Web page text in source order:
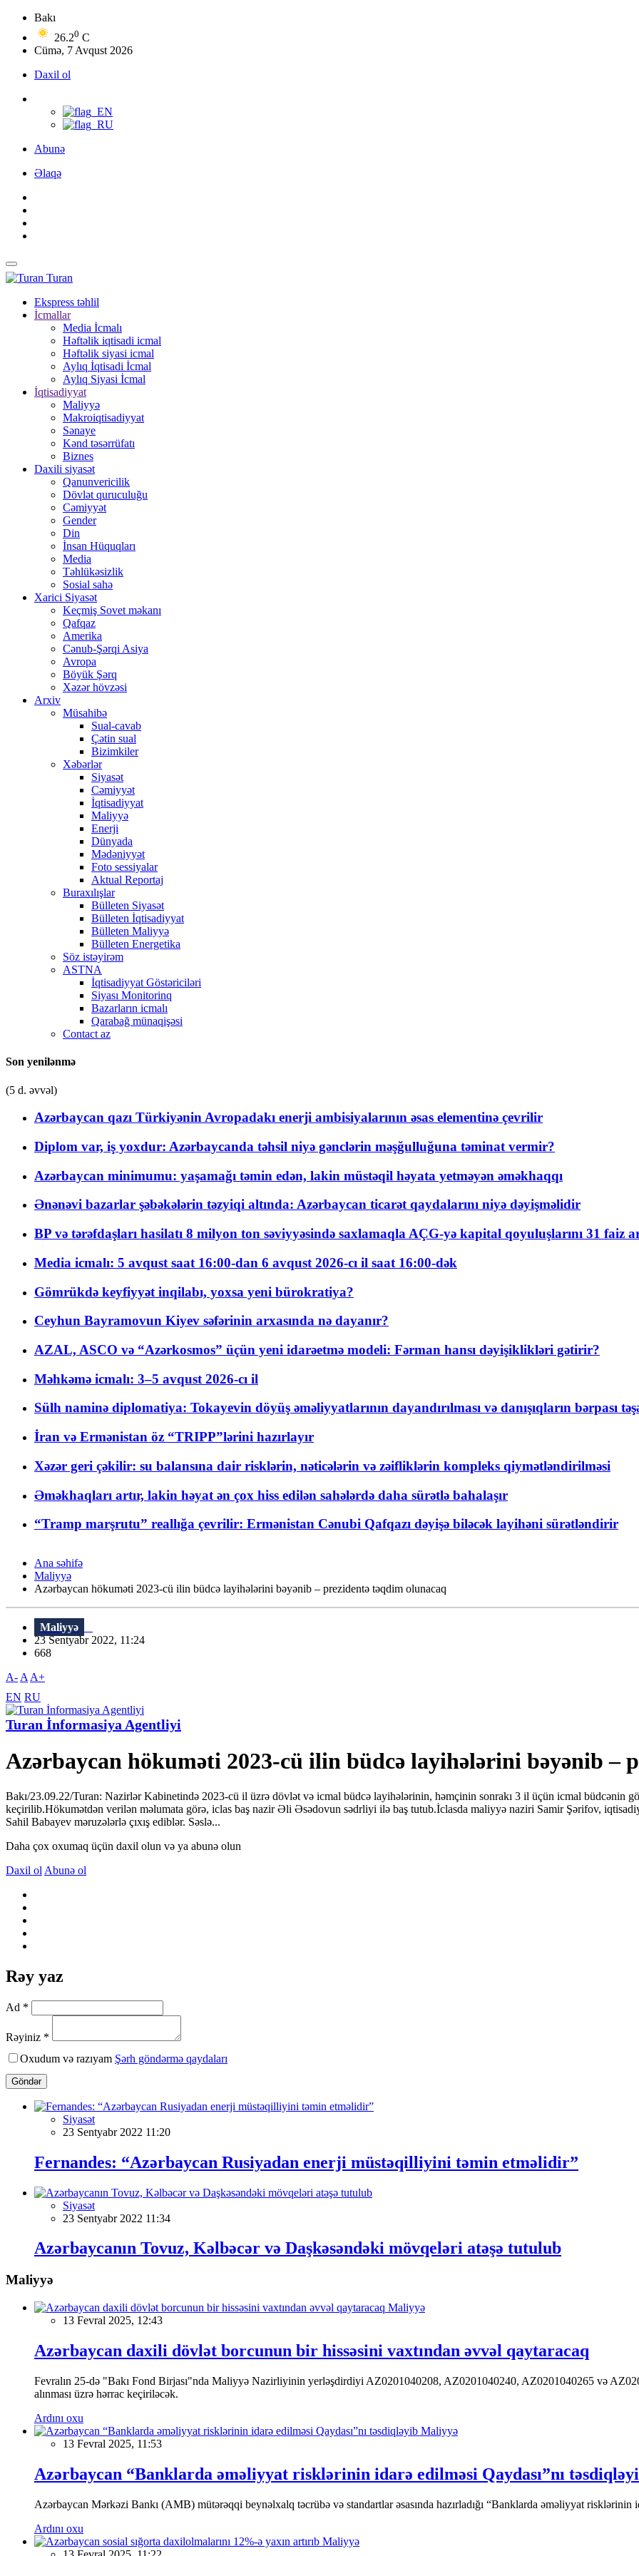
Bakı
26.20 C
Cümə, 7 Avqust 2026
Daxil ol
Abunə
Əlaqə
Turan
Ekspress təhlil
İcmallar
Media İcmalı
Həftəlik iqtisadi icmal
Həftəlik siyasi icmal
Aylıq İqtisadi İcmal
Aylıq Siyasi İcmal
İqtisadiyyat
Maliyyə
Makroiqtisadiyyat
Sənaye
Kənd təsərrüfatı
Biznes
Daxili siyasət
Qanunvericilik
Dövlət quruculuğu
Cəmiyyət
Gender
Din
İnsan Hüquqları
Media
Təhlükəsizlik
Sosial sahə
Xarici Siyasət
Keçmiş Sovet məkanı
Qafqaz
Amerika
Cənub-Şərqi Asiya
Avropa
Böyük Şərq
Xəzər hövzəsi
Arxiv
Müsahibə
Sual-cavab
Çətin sual
Bizimkiler
Xəbərlər
Siyasət
Cəmiyyət
İqtisadiyyat
Maliyyə
Enerji
Dünyada
Mədəniyyət
Foto sessiyalar
Aktual Reportaj
Buraxılışlar
Bülleten Siyasət
Bülleten İqtisadiyyat
Bülleten Maliyyə
Bülleten Energetika
Söz istəyirəm
ASTNA
İqtisadiyyat Göstəriciləri
Siyası Monitorinq
Bazarların icmalı
Qarabağ münaqişəsi
Contact az
Son yenilənmə
(5 d. əvvəl)
Azərbaycan qazı Türkiyənin Avropadakı enerji ambisiyalarının əsas elementinə çevrilir
Diplom var, iş yoxdur: Azərbaycanda təhsil niyə gənclərin məşğulluğuna təminat vermir?
Azərbaycan minimumu: yaşamağı təmin edən, lakin müstəqil həyata yetməyən əməkhaqqı
Ənənəvi bazarlar şəbəkələrin təzyiqi altında: Azərbaycan ticarət qaydalarını niyə dəyişməlidir
BP və tərəfdaşları hasilatı 8 milyon ton səviyyəsində saxlamaqla AÇG-yə kapital qoyuluşlarını 31 faiz
Media icmalı: 5 avqust saat 16:00-dan 6 avqust 2026-cı il saat 16:00-dək
Gömrükdə keyfiyyət inqilabı, yoxsa yeni bürokratiya?
Ceyhun Bayramovun Kiyev səfərinin arxasında nə dayanır?
AZAL, ASCO və “Azərkosmos” üçün yeni idarəetmə modeli: Fərman hansı dəyişiklikləri gətirir?
Məhkəmə icmalı: 3–5 avqust 2026-cı il
Sülh naminə diplomatiya: Tokayevin döyüş əməliyyatlarının dayandırılması və danışıqların bərpası
İran və Ermənistan öz “TRIPP”lərini hazırlayır
Xəzər geri çəkilir: su balansına dair risklərin, nəticələrin və zəifliklərin kompleks qiymətləndirilməsi
Əməkhaqları artır, lakin həyat ən çox hiss edilən sahələrdə daha sürətlə bahalaşır
“Tramp marşrutu” reallığa çevrilir: Ermənistan Cənubi Qafqazı dəyişə biləcək layihəni sürətləndirir
Ana səhifə
Maliyyə
Azərbaycan hökuməti 2023-cü ilin büdcə layihələrini bəyənib – prezidentə təqdim olunacaq
Maliyyə
23 Sentyabr 2022, 11:24
668
A- A A+
EN RU
Turan İnformasiya Agentliyi
Azərbaycan hökuməti 2023-cü ilin büdcə layihələrini bəyənib –
Bakı/23.09.22/Turan: Nazirlər Kabinetində 2023-cü il üzrə dövlət və icmal büdcə layihələrinin, həmçinin sonrakı 3 il üçün icmal büdcənin
keçirilib.Hökumətdən verilən məlumata görə, iclas baş nazir Əli Əsədovun sədrliyi ilə baş tutub.İclasda maliyyə naziri Samir Şərifov,
Sahil Babayev məruzələrlə çıxış ediblər. Səslə...
Daha çox oxumaq üçün daxil olun və ya abunə olun
Daxil ol Abunə ol
Rəy yaz
Ad *
Rəyiniz *
Oxudum və razıyam Şərh göndərmə qaydaları
Göndər
Siyasət
23 Sentyabr 2022 11:20
Fernandes: “Azərbaycan Rusiyadan enerji müstəqilliyini təmin etməlidir”
Siyasət
23 Sentyabr 2022 11:34
Azərbaycanın Tovuz, Kəlbəcər və Daşkəsəndəki mövqeləri atəşə tutulub
Maliyyə
Maliyyə
13 Fevral 2025, 12:43
Azərbaycan daxili dövlət borcunun bir hissəsini vaxtından əvvəl qaytaracaq
Fevralın 25-də "Bakı Fond Birjası"nda Maliyyə Nazirliyinin yerləşdirdiyi AZ0201040208, AZ0201040240, AZ0201040265 və
alınması üzrə hərrac keçiriləcək.
Ardını oxu
Maliyyə
13 Fevral 2025, 11:53
Azərbaycan “Banklarda əməliyyat risklərinin idarə edilməsi Qaydası”nı
Azərbaycan Mərkəzi Bankı (AMB) mütərəqqi beynəlxalq təcrübə və standartlar əsasında hazırladığı “Banklarda əməliyyat risklərinin
Ardını oxu
Maliyyə